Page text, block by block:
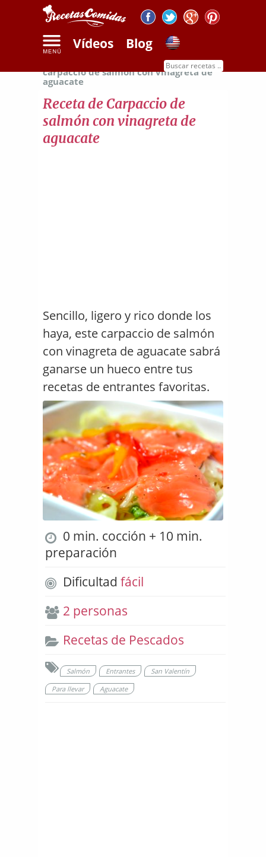
Vídeos Blog
Receta de
carpaccio de salmón con vinagreta de
aguacate
Receta de Carpaccio de
salmón con vinagreta de
aguacate
Sencillo, ligero y rico donde los
haya, este carpaccio de salmón
con vinagreta de aguacate sabrá
ganarse un hueco entre tus
recetas de entrantes favoritas.
0 min. cocción + 10 min.
preparación
Dificultad fácil
2 personas
Recetas de Pescados
Salmón Entrantes
San Valentín
Para llevar
Aguacate